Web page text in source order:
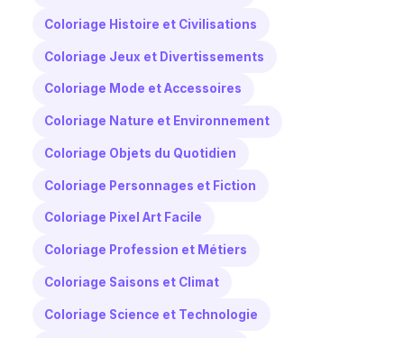
Coloriage Histoire et Civilisations
Coloriage Jeux et Divertissements
Coloriage Mode et Accessoires
Coloriage Nature et Environnement
Coloriage Objets du Quotidien
Coloriage Personnages et Fiction
Coloriage Pixel Art Facile
Coloriage Profession et Métiers
Coloriage Saisons et Climat
Coloriage Science et Technologie